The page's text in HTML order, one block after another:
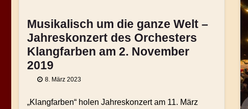
Musikalisch um die ganze Welt –
Jahreskonzert des Orchesters
Klangfarben am 2. November
2019
8. März 2023
„Klangfarben“ holen Jahreskonzert am 11. März